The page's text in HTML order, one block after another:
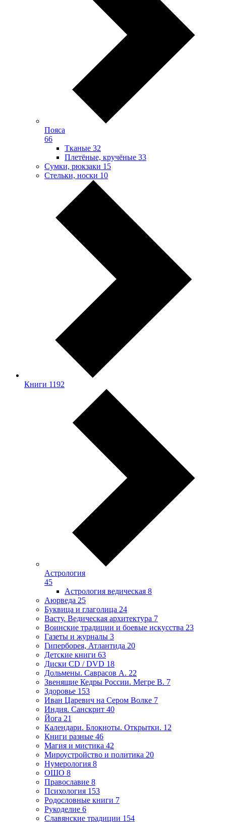
Пояса
66
Тканые 32
Плетёные, кручёные 33
Сумки, рюкзаки 15
Стельки, носки 10
Книги 1192
Астрология
45
Астрология ведическая 8
Аюрведа 25
Буквица и глаголица 24
Васту. Ведическая архитектура 7
Воинские традиции и боевые искусства 23
Газеты и журналы 3
Гиперборея, Атлантида 20
Детские книги 63
Диски CD / DVD 18
Дольмены. Саврасов А. 22
Звенящие Кедры России. Мегре В. 7
Здоровье 153
Иван Царевич на Сером Волке 7
Индия. Санскрит 40
Йога 21
Календари. Блокноты. Открытки. 12
Книги разные 46
Магия и мистика 42
Мироустройство и политика 20
Нумерология 8
ОШО 8
Православие 8
Психология 153
Родословные книги 7
Рукоделие 6
Славянские традиции 154